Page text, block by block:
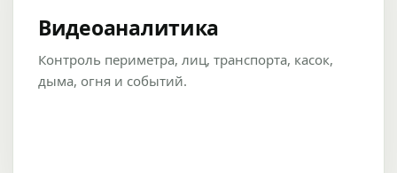
Видеоаналитика
Контроль периметра, лиц, транспорта, касок,
дыма, огня и событий.